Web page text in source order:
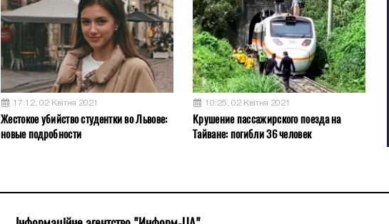
17:12, 02 Квітня 2021
Жестокое убийство студентки во Львове:
новые подробности
10:25, 02 Квітня 2021
Крушение пассажирского поезда на
Тайване: погибли 36 человек